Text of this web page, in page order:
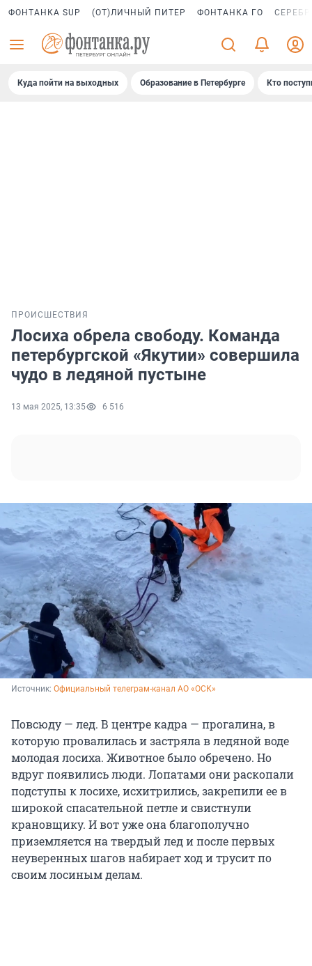
ФОНТАНКА SUP (ОТ)ЛИЧНЫЙ ПИТЕР ФОНТАНКА ГО
Куда пойти на выходных Образование в Петербурге Кто
ПРОИСШЕСТВИЯ
Лосиха обрела свободу. Команда
петербургской «Якутии» совершила
чудо в ледяной пустыне
13 мая 2025, 13:35 6 516
Источник: Официальный телеграм-канал АО «ОСК»
Повсюду — лед. В центре кадра — прогалина, в
которую провалилась и застряла в ледяной воде
молодая лосиха. Животное было обречено. Но
вдруг появились люди. Лопатами они раскопали
подступы к лосихе, исхитрились, закрепили ее в
широкой спасательной петле и свистнули
крановщику. И вот уже она благополучно
приземляется на твердый лед и после первых
неуверенных шагов набирает ход и трусит по
своим лосиным делам.